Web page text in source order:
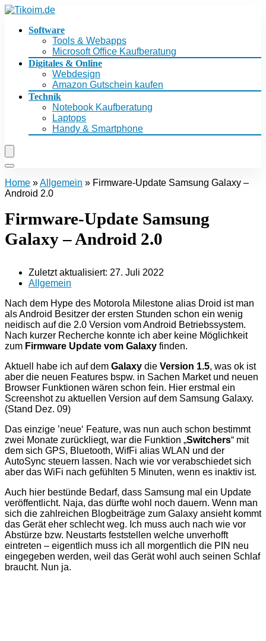
Software
Tools & Webapps
Microsoft Office Kaufberatung
Digitales & Online
Webdesign
Amazon Gutschein kaufen
Technik
Notebook Kaufberatung
Laptops
Handy & Smartphone
Home »Allgemein » Firmware-Update Samsung Galaxy –
Android 2.0
Firmware-Update Samsung
Galaxy – Android 2.0
Zuletzt aktualisiert: 27. Juli 2022
Allgemein
Nach dem Hype des Motorola Milestone alias Droid ist man
als Android Besitzer der ersten Stunden schon ein wenig
neidisch auf die 2.0 Version vom Android Betriebssystem.
Nach kurzer Recherche konnte ich aber keine Möglichkeit
zum Firmware Update vom Galaxy finden.
Aktuell habe ich auf dem Galaxy die Version 1.5, was ok ist
aber die neuen Features bspw. in Sachen Market und neuen
Browser Funktionen wären schon fein. Hier erstmal ein
Screenshot zu aktuellen Version auf dem Samsung Galaxy.
(Stand Dez. 09)
Das einzige ’neue‘ Feature, was nun auch schon bestimmt
zwei Monate zurückliegt, war die Funktion „Switchers“ mit
dem sich GPS, Bluetooth, WifFi alias WLAN und der
AutoSync steuern lassen. Nach wie vor verabschiedet sich
aber das WiFi nach gefühlten 5 Minuten, wenn es inaktiv ist.
Auch hier bestünde Bedarf, dass Samsung mal ein Update
veröffentlicht. Naja, das dürfte wohl noch dauern. Wenn man
sich die zahlreichen Blogbeiträge zum Galaxy ansieht kommt
das Gerät eher schlecht weg. Ich muss auch nach wie vor
Abstürze bzw. Neustarts feststellen welche unverhofft
eintreten – eigentlich muss ich all morgentlich die PIN neu
eingegeben werden, weil das Gerät wohl auch seinen Schlaf
braucht. Nun ja.